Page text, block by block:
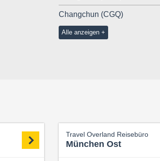
Changchun (CGQ)
Alle anzeigen
Travel Overland Reisebüro
München Ost